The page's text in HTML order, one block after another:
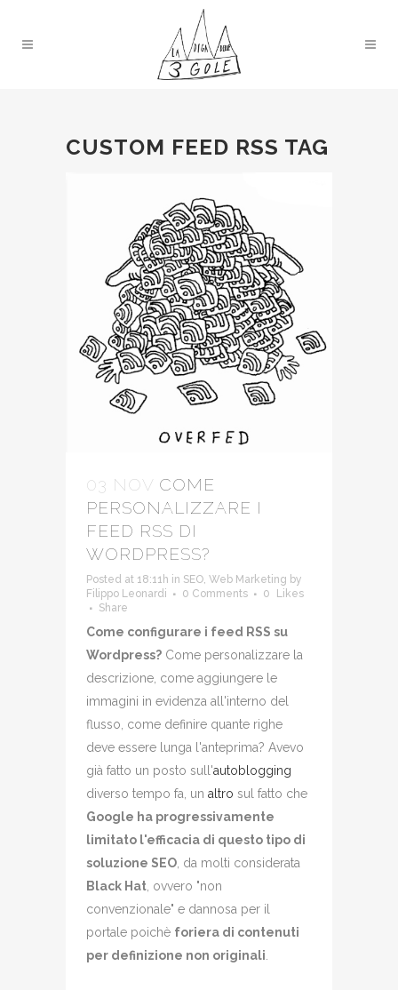
CUSTOM FEED RSS TAG
03 NOV COME
PERSONALIZZARE I
FEED RSS DI
WORDPRESS?
Posted at 18:11h in SEO Web Marketing by
Filippo Leonardi
0 Comments 0
Likes
Share
Come configurare i feed RSS su
Wordpress? Come personalizzare la
descrizione, come aggiungere le
immagini in evidenza all'interno del
flusso, come definire quante righe
deve essere lunga l'anteprima? Avevo
già fatto un posto sull'autoblogging
diverso tempo fa, un altro sul fatto che
Google ha progressivamente
limitato l'efficacia di questo tipo di
soluzione SEO , da molti considerata
Black Hat , ovvero "non
convenzionale" e dannosa per il
portale poichè foriera di contenuti
per definizione non originali